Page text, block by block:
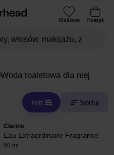
Ulubione Koszyk
Woda toaletowa dla niej
Filtr Sortuj
Clarins
Eau Extraordinaire Fragrance
50 ml